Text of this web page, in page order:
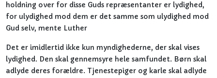
holdning over for disse Guds repræsentanter er lydighed,
for ulydighed mod dem er det samme som ulydighed mod
Gud selv, mente Luther
Det er imidlertid ikke kun myndighederne, der skal vises
lydighed. Den skal gennemsyre hele samfundet. Børn skal
adlyde deres forældre. Tjenestepiger og karle skal adlyde